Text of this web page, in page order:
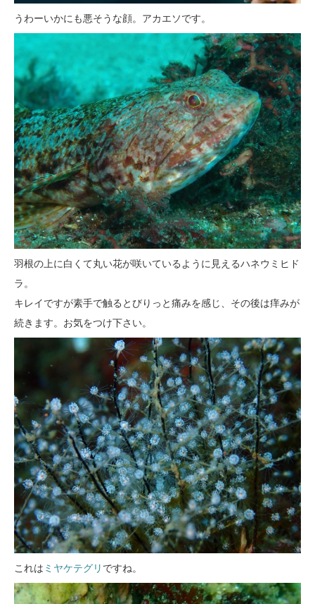
うわーいかにも悪そうな顔。アカエソです。
羽根の上に白くて丸い花が咲いているように見えるハネウミヒド
ラ。
キレイですが素手で触るとびりっと痛みを感じ、その後は痒みが
続きます。お気をつけ下さい。
これは ミヤケテグリ ですね。